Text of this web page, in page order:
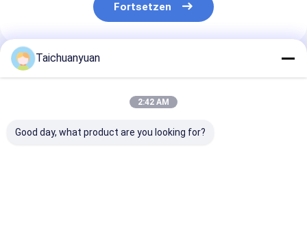
Fortsetzen
Empfohlene Produkte
Taichuanyuan
2:42 AM
Good day, what product are you looking for?